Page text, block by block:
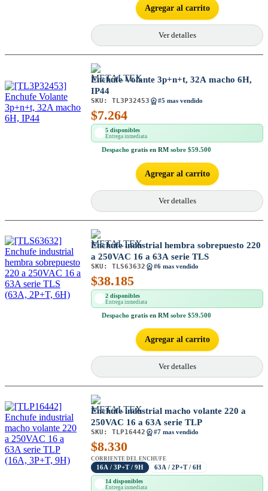
Agregar al carrito
Ver detalles
Enchufe Volante 3p+n+t, 32A macho 6H,
IP44
SKU: TL3P32453 #5 mas vendido
$7.264
5 disponibles
Entrega inmediata
Despacho gratis en RM sobre $59.500
Agregar al carrito
Ver detalles
Enchufe industrial hembra sobrepuesto 220
a 250VAC 16 a 63A serie TLS
SKU: TLS63632 #6 mas vendido
$38.185
2 disponibles
Entrega inmediata
Despacho gratis en RM sobre $59.500
Agregar al carrito
Ver detalles
Enchufe industrial macho volante 220 a
250VAC 16 a 63A serie TLP
SKU: TLP16442 #7 mas vendido
$8.330
CORRIENTE DEL ENCHUFE
16A / 3P+T / 9H 63A / 2P+T / 6H
14 disponibles
Entrega inmediata